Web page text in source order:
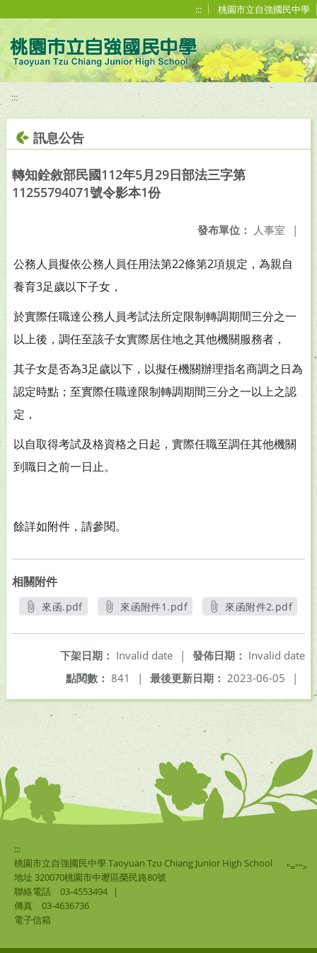
::: 桃園市立自強國民中學
:::
訊息公告
轉知銓敘部民國112年5月29日部法三字第
11255794071號令影本1份
發布單位： 人事室 |
公務人員擬依公務人員任用法第22條第2項規定，為親自
養育3足歲以下子女，
於實際任職達公務人員考試法所定限制轉調期間三分之一
以上後，調任至該子女實際居住地之其他機關服務者，
其子女是否為3足歲以下，以擬任機關辦理指名商調之日為
認定時點；至實際任職達限制轉調期間三分之一以上之認
定，
以自取得考試及格資格之日起，實際任職至調任其他機關
到職日之前一日止。
餘詳如附件，請參閱。
相關附件
來函.pdf
來函附件1.pdf
來函附件2.pdf
發佈日期： Invalid date
下架日期： Invalid date
|
最後更新日期： 2023-06-05 |
點閱數： 841 |
:::
桃園市立自強國民中學 Taoyuan Tzu Chiang Junior High School
地址 320070桃園市中壢區榮民路80號
聯絡電話
03-4553494
|
傳真
03-4636736
電子信箱
"="">